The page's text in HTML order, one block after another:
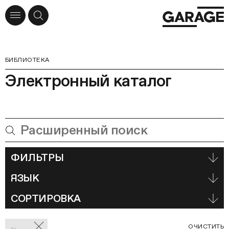
БИБЛИОТЕКА
Электронный каталог
ФИЛЬТРЫ
ЯЗЫК
СОРТИРОВКА
Отмеченные
ОЧИСТИТЬ